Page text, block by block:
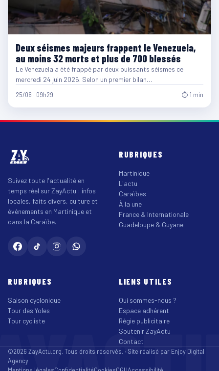
Deux séismes majeurs frappent le Venezuela,
au moins 32 morts et plus de 700 blessés
Le Venezuela a été frappé par deux puissants séismes ce
mercredi 24 juin 2026. Selon un premier bilan…
25/06 · 09h29 ⏱ 1 min
Suivez toute l'actualité en
temps réel sur ZayActu : infos
locales, faits divers, culture et
événements en Martinique et
dans la Caraïbe.
RUBRIQUES
Martinique
L'actu
Caraïbes
À la une
France & Internationale
Guadeloupe & Guyane
RUBRIQUES
Saison cyclonique
Tour des Yoles
Tour cycliste
LIENS UTILES
Qui sommes-nous ?
Espace adhérent
Régie publicitaire
Soutenir ZayActu
Contact
©2026 ZayActu.org. Tous droits réservés. · Site réalisé par Enjoy Digital
Agency